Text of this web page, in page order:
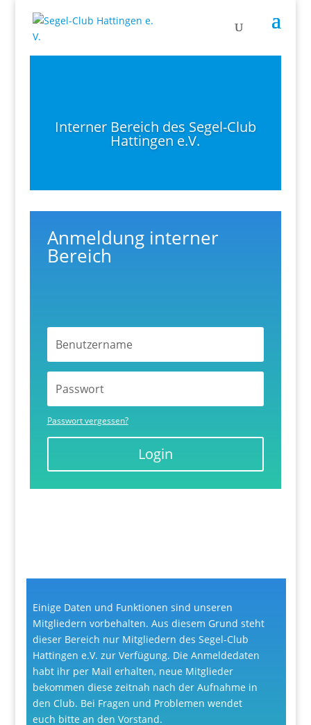
Interner Bereich des Segel-Club
Hattingen e.V.
Anmeldung interner
Bereich
Passwort vergessen?
Login
Einige Daten und Funktionen sind unseren
Mitgliedern vorbehalten. Aus diesem Grund steht
dieser Bereich nur Mitgliedern des Segel-Club
Hattingen e.V. zur Verfügung. Die Anmeldedaten
habt ihr per Mail erhalten, neue Mitglieder
bekommen diese zeitnah nach der Aufnahme in
den Club. Bei Fragen und Problemen wendet
euch bitte an den Vorstand.